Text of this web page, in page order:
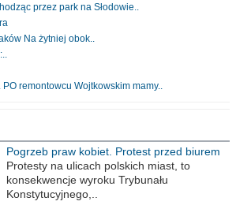
przez park na Słodowie..
Na żytniej obok..
PO remontowcu Wojtkowskim mamy..
Pogrzeb praw kobiet. Protest przed biurem
poselskim PiS
Protesty na ulicach polskich miast, to
konsekwencje wyroku Trybunału
Konstytucyjnego,..